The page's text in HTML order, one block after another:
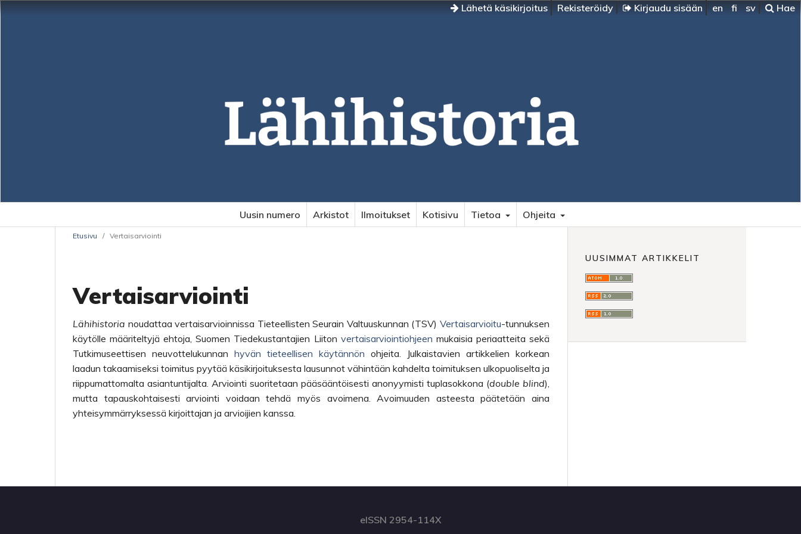
Lähetä käsikirjoitus Rekisteröidy Kirjaudu sisään en fi sv Hae
Uusin numero Arkistot Ilmoitukset Kotisivu Tietoa Ohjeita
Etusivu / Vertaisarviointi
Vertaisarviointi
Lähihistoria noudattaa vertaisarvioinnissa Tieteellisten Seurain Valtuuskunnan (TSV) Vertaisarvioitu-tunnuksen
käytölle määriteltyjä ehtoja, Suomen Tiedekustantajien Liiton vertaisarviointiohjeen mukaisia periaatteita sekä
Tutkimuseettisen neuvottelukunnan hyvän tieteellisen käytännön ohjeita. Julkaistavien artikkelien korkean
laadun takaamiseksi toimitus pyytää käsikirjoituksesta lausunnot vähintään kahdelta toimituksen ulkopuoliselta ja
riippumattomalta asiantuntijalta. Arviointi suoritetaan pääsääntöisesti anonyymisti tuplasokkona (double blind),
mutta tapauskohtaisesti arviointi voidaan tehdä myös avoimena. Avoimuuden asteesta päätetään aina
yhteisymmärryksessä kirjoittajan ja arvioijien kanssa.
UUSIMMAT ARTIKKELIT
eISSN 2954-114X